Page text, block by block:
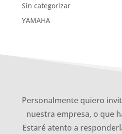
Sin categorizar
YAMAHA
Personalmente quiero
nuestra empresa, o que
Estaré atento a